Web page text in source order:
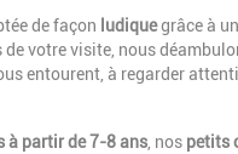
de façon ludiquegrâce à un
votre visite, nous
entourent, à regarder
à partir de 7-8 ans, nos petits